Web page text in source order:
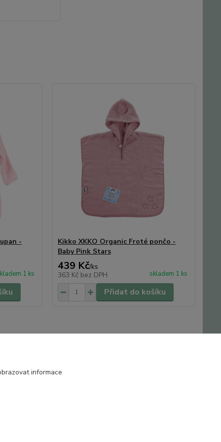
-
1 ks
Kikko XKKO Organic Froté pončo -
Baby Pink Stars
439 Kč/ks
363 Kč bez DPH skladem 1 ks
Přidat do košíku
informace